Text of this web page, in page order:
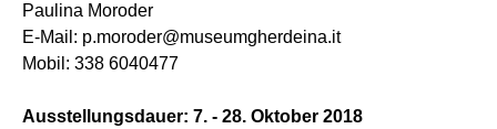
Paulina Moroder
E-Mail: p.moroder@museumgherdeina.it
Mobil: 338 6040477
Ausstellungsdauer: 7. - 28. Oktober 2018